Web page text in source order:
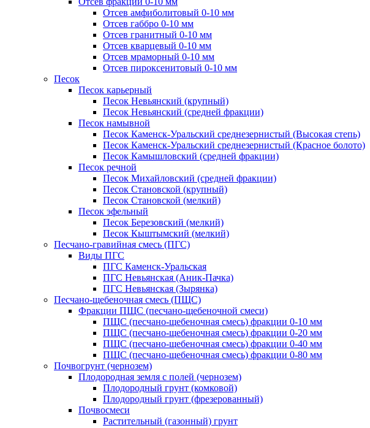
Отсев амфиболитовый 0-10 мм
Отсев габбро 0-10 мм
Отсев гранитный 0-10 мм
Отсев кварцевый 0-10 мм
Отсев мраморный 0-10 мм
Отсев пироксенитовый 0-10 мм
Песок
Песок карьерный
Песок Невьянский (крупный)
Песок Невьянский (средней фракции)
Песок намывной
Песок Каменск-Уральский среднезернистый (Высокая степь)
Песок Каменск-Уральский среднезернистый (Красное болото)
Песок Камышловский (средней фракции)
Песок речной
Песок Михайловский (средней фракции)
Песок Становской (крупный)
Песок Становской (мелкий)
Песок эфельный
Песок Березовский (мелкий)
Песок Кыштымский (мелкий)
Песчано-гравийная смесь (ПГС)
Виды ПГС
ПГС Каменск-Уральская
ПГС Невьянская (Аник-Пачка)
ПГС Невьянская (Зырянка)
Песчано-щебеночная смесь (ПЩС)
Фракции ПЩС (песчано-щебеночной смеси)
ПЩС (песчано-щебеночная смесь) фракции 0-10 мм
ПЩС (песчано-щебеночная смесь) фракции 0-20 мм
ПЩС (песчано-щебеночная смесь) фракции 0-40 мм
ПЩС (песчано-щебеночная смесь) фракции 0-80 мм
Почвогрунт (чернозем)
Плодородная земля с полей (чернозем)
Плодородный грунт (комковой)
Плодородный грунт (фрезерованный)
Почвосмеси
Растительный (газонный) грунт